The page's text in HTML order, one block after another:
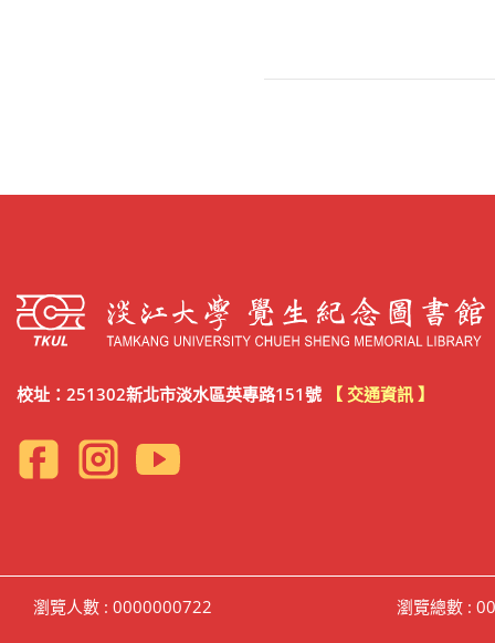
校址：251302新北市淡水區英專路151號 【 交通資訊 】
瀏覽人數 : 0000000722 瀏覽總數 :